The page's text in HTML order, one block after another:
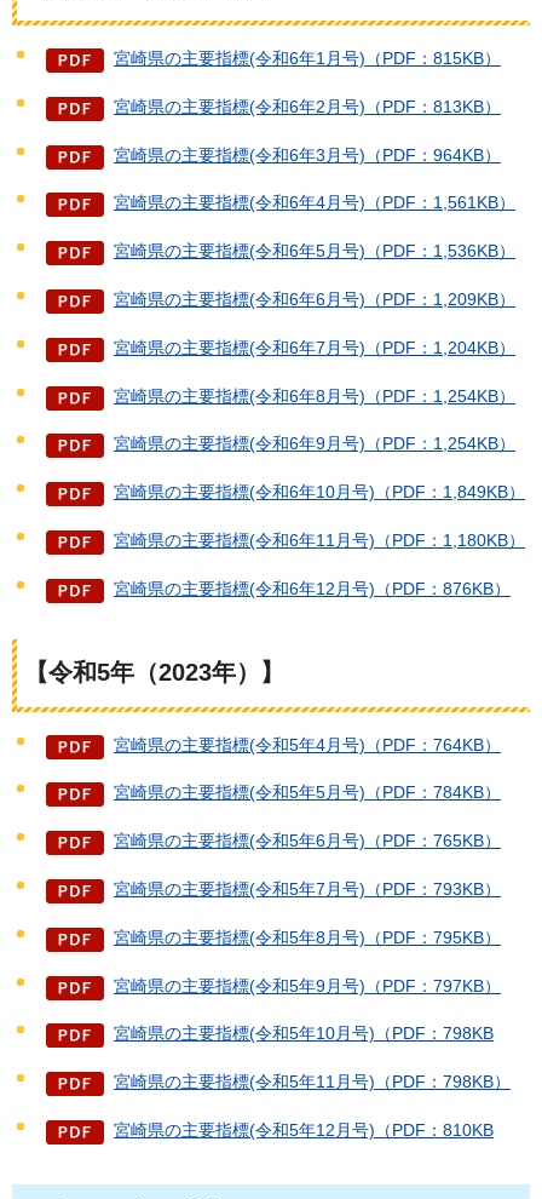
宮崎県の主要指標(令和6年1月号)（PDF：815KB）
宮崎県の主要指標(令和6年2月号)（PDF：813KB）
宮崎県の主要指標(令和6年3月号)（PDF：964KB）
宮崎県の主要指標(令和6年4月号)（PDF：1,561KB）
宮崎県の主要指標(令和6年5月号)（PDF：1,536KB）
宮崎県の主要指標(令和6年6月号)（PDF：1,209KB）
宮崎県の主要指標(令和6年7月号)（PDF：1,204KB）
宮崎県の主要指標(令和6年8月号)（PDF：1,254KB）
宮崎県の主要指標(令和6年9月号)（PDF：1,254KB）
宮崎県の主要指標(令和6年10月号)（PDF：1,849KB）
宮崎県の主要指標(令和6年11月号)（PDF：1,180KB）
宮崎県の主要指標(令和6年12月号)（PDF：876KB）
【令和5年（2023年）】
宮崎県の主要指標(令和5年4月号)（PDF：764KB）
宮崎県の主要指標(令和5年5月号)（PDF：784KB）
宮崎県の主要指標(令和5年6月号)（PDF：765KB）
宮崎県の主要指標(令和5年7月号)（PDF：793KB）
宮崎県の主要指標(令和5年8月号)（PDF：795KB）
宮崎県の主要指標(令和5年9月号)（PDF：797KB）
宮崎県の主要指標(令和5年10月号)（PDF：798KB
宮崎県の主要指標(令和5年11月号)（PDF：798KB）
宮崎県の主要指標(令和5年12月号)（PDF：810KB